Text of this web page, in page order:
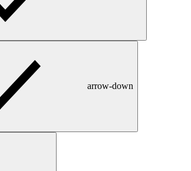
arrow-down